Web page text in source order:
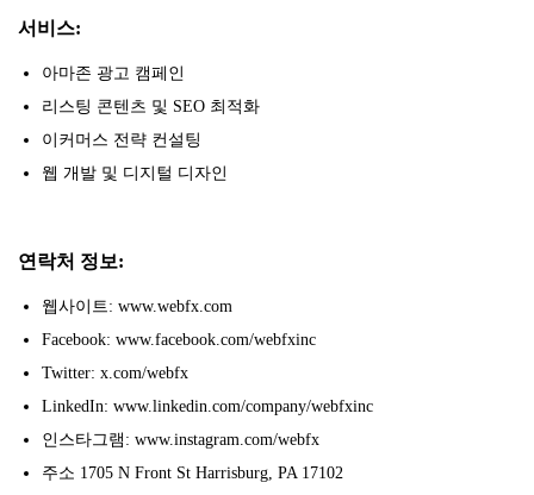
서비스:
아마존 광고 캠페인
리스팅 콘텐츠 및 SEO 최적화
이커머스 전략 컨설팅
웹 개발 및 디지털 디자인
연락처 정보:
웹사이트: www.webfx.com
Facebook: www.facebook.com/webfxinc
Twitter: x.com/webfx
LinkedIn: www.linkedin.com/company/webfxinc
인스타그램: www.instagram.com/webfx
주소 1705 N Front St Harrisburg, PA 17102